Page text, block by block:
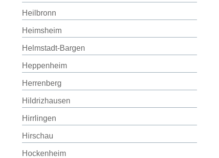
Heilbronn
Heimsheim
Helmstadt-Bargen
Heppenheim
Herrenberg
Hildrizhausen
Hirrlingen
Hirschau
Hockenheim